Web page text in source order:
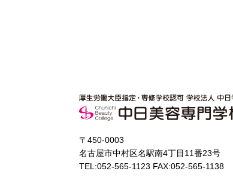
〒450-0003
名古屋市中村区名駅南4丁目11番23号
TEL:052-565-1123 FAX:052-565-1138